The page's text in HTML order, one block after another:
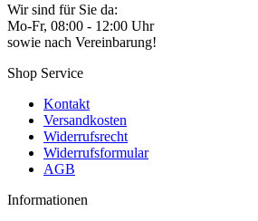
Wir sind für Sie da:
Mo-Fr, 08:00 - 12:00 Uhr
sowie nach Vereinbarung!
Shop Service
Kontakt
Versandkosten
Widerrufsrecht
Widerrufsformular
AGB
Informationen